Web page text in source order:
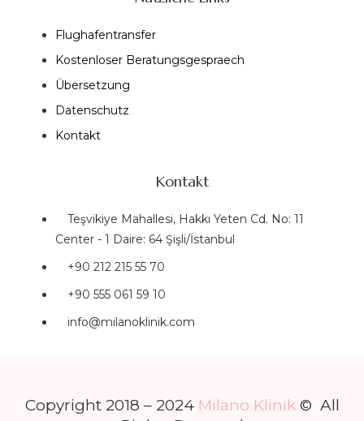
Flughafentransfer
Kostenloser Beratungsgespraech
Übersetzung
Datenschutz
Kontakt
Kontakt
Teşvikiye Mahallesi, Hakkı Yeten Cd. No: 11
Center - 1 Daire: 64 Şişli/İstanbul
+90 212 215 55 70
+90 555 061 59 10
info@milanoklinik.com
Copyright 2018 – 2024 Milano Klinik© All